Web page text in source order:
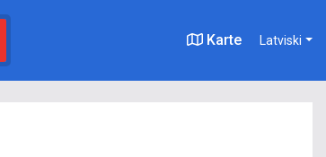
Karte Latviski